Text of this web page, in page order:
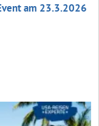
am 23.3.2026